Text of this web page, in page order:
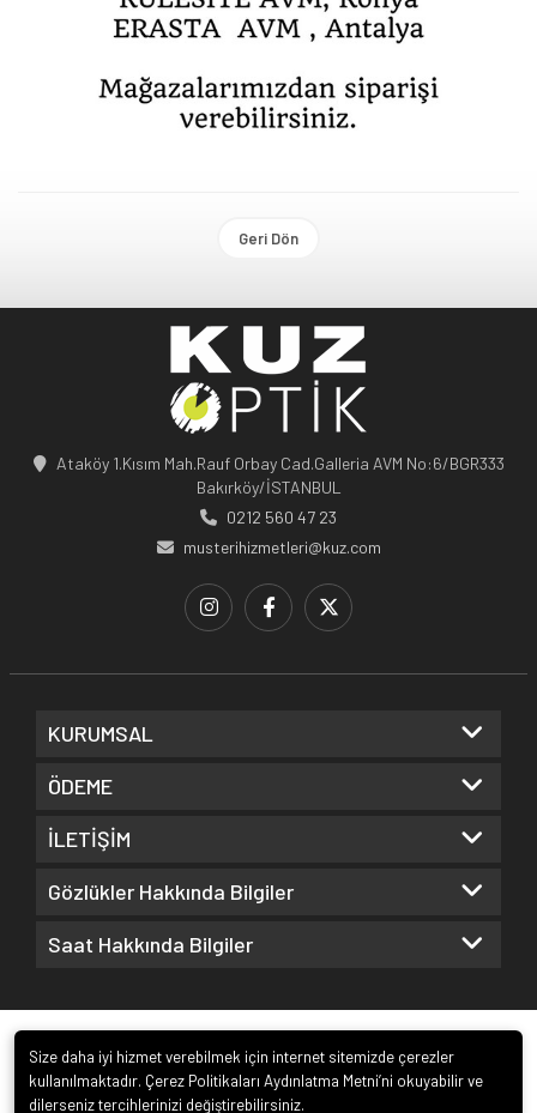
Geri Dön
Ataköy 1.Kısım Mah.Rauf Orbay Cad.Galleria AVM No:6/BGR333
Bakırköy/İSTANBUL
0212 560 47 23
musterihizmetleri@kuz.com
KURUMSAL
ÖDEME
İLETİŞİM
Gözlükler Hakkında Bilgiler
Saat Hakkında Bilgiler
Size daha iyi hizmet verebilmek için internet sitemizde çerezler
kullanılmaktadır. Çerez Politikaları Aydınlatma Metni’ni okuyabilir ve
dilerseniz tercihlerinizi değiştirebilirsiniz.